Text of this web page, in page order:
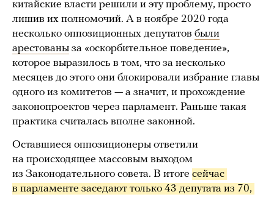
китайские власти решили и эту проблему, просто
лишив их полномочий. А в ноябре 2020 года
несколько оппозиционных депутатов были
арестованы за «оскорбительное поведение»,
которое выразилось в том, что за несколько
месяцев до этого они блокировали избрание главы
одного из комитетов — а значит, и прохождение
законопроектов через парламент. Раньше такая
практика считалась вполне законной.
Оставшиеся оппозиционеры ответили
на происходящее массовым выходом
из Законодательного совета. В итоге сейчас
в парламенте заседают только 43 депутата из 70,